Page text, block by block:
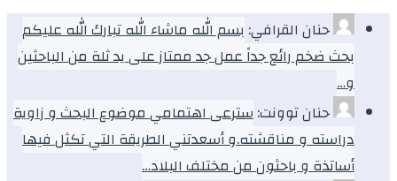
حنان القرافي: بسم الله ماشاء الله تبارك الله عليكم
بحث ضخم رائع جداً عمل جد ممتاز على يد ثلة من الباحثين
و…
حنان توونت:سترعى اهتمامي موضوع البحث و زاوية
دراسته و مناقشته.و أسعدتني الطريقة التي تكثل فيها
أساتذة و باحثون من مختلف البلاد…